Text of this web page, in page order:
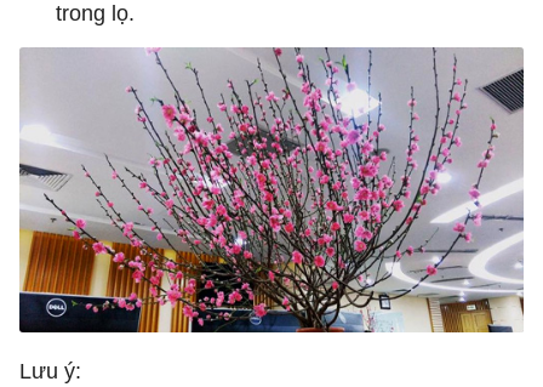
trong lọ.
Lưu ý: